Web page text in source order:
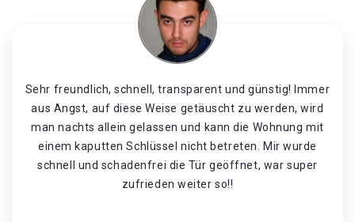
Sehr freundlich, schnell, transparent und günstig! Immer
aus Angst, auf diese Weise getäuscht zu werden, wird
man nachts allein gelassen und kann die Wohnung mit
einem kaputten Schlüssel nicht betreten. Mir wurde
schnell und schadenfrei die Tür geöffnet, war super
zufrieden weiter so!!